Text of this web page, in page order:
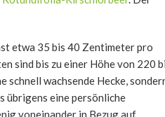
etwa 35 bis 40 Zentimeter pro
sind bis zu einer Höhe von 220
wachsende Hecke,
übrigens eine persönliche
voneinander in Bezug auf